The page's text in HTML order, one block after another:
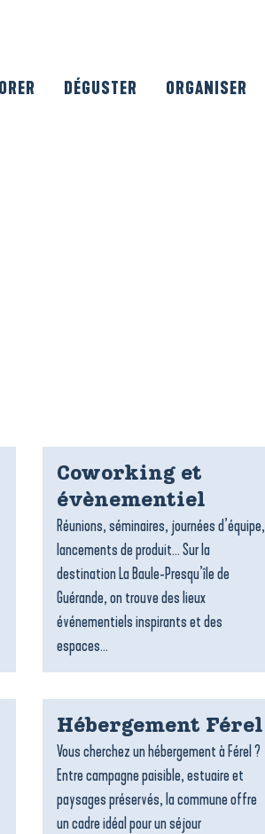
DÉGUSTER ORGANISER
Coworking et
évènementiel
Réunions, séminaires, journées d’équipe,
lancements de produit… Sur la
destination La Baule-Presqu’île de
Guérande, on trouve des lieux
événementiels inspirants et des
espaces...
Hébergement Férel
Vous cherchez un hébergement à Férel ?
Entre campagne paisible, estuaire et
paysages préservés, la commune offre
un cadre idéal pour un séjour